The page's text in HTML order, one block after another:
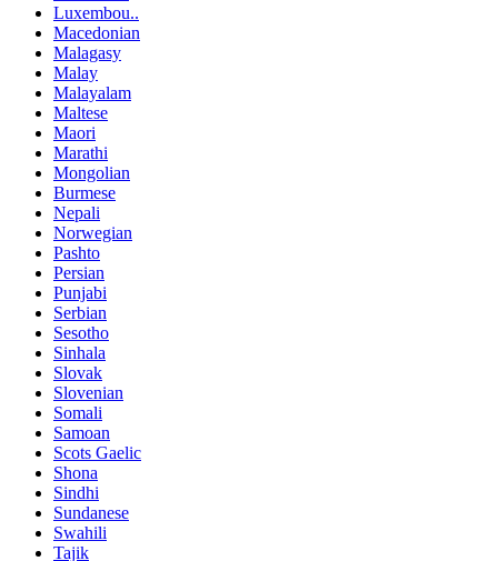
Luxembou..
Macedonian
Malagasy
Malay
Malayalam
Maltese
Maori
Marathi
Mongolian
Burmese
Nepali
Norwegian
Pashto
Persian
Punjabi
Serbian
Sesotho
Sinhala
Slovak
Slovenian
Somali
Samoan
Scots Gaelic
Shona
Sindhi
Sundanese
Swahili
Tajik